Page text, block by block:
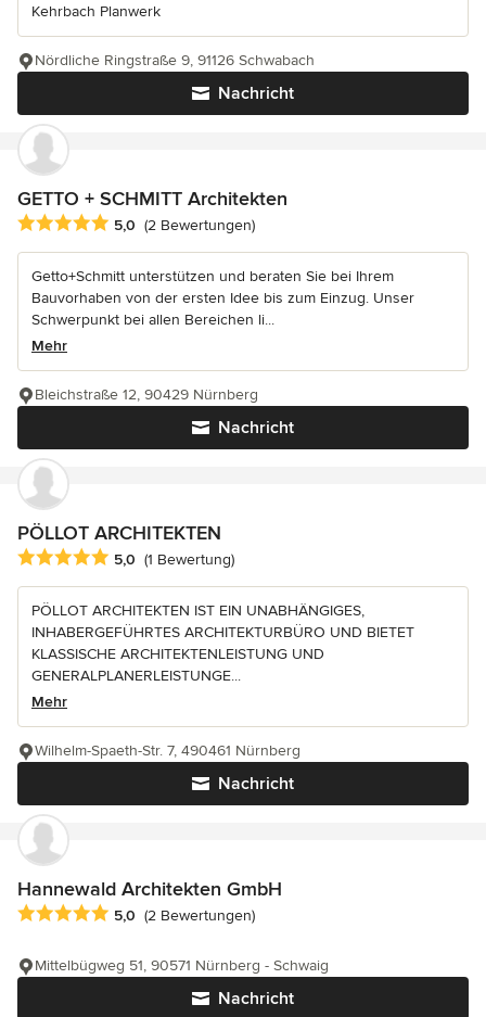
Kehrbach Planwerk
Nachricht
Nördliche Ringstraße 9, 91126 Schwabach
GETTO + SCHMITT Architekten
Durchschnittliche Bewertung: 5 von 5 Sternen
5,0 (2 Bewertungen)
Getto+Schmitt unterstützen und beraten Sie bei Ihrem
Bauvorhaben von der ersten Idee bis zum Einzug. Unser
Schwerpunkt bei allen Bereichen li...
Mehr
Nachricht
Bleichstraße 12, 90429 Nürnberg
PÖLLOT ARCHITEKTEN
Durchschnittliche Bewertung: 5 von 5 Sternen
5,0 (1 Bewertung)
PÖLLOT ARCHITEKTEN IST EIN UNABHÄNGIGES,
INHABERGEFÜHRTES ARCHITEKTURBÜRO UND BIETET
KLASSISCHE ARCHITEKTENLEISTUNG UND
GENERALPLANERLEISTUNGE...
Mehr
Nachricht
Wilhelm-Spaeth-Str. 7, 490461 Nürnberg
Hannewald Architekten GmbH
Durchschnittliche Bewertung: 5 von 5 Sternen
5,0 (2 Bewertungen)
Nachricht
Mittelbügweg 51, 90571 Nürnberg - Schwaig